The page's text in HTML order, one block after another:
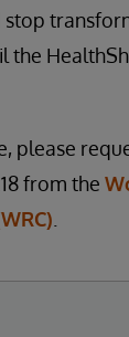
the
please
from the